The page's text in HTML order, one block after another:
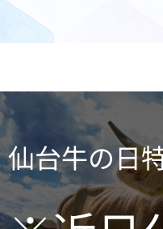
仙台牛の日